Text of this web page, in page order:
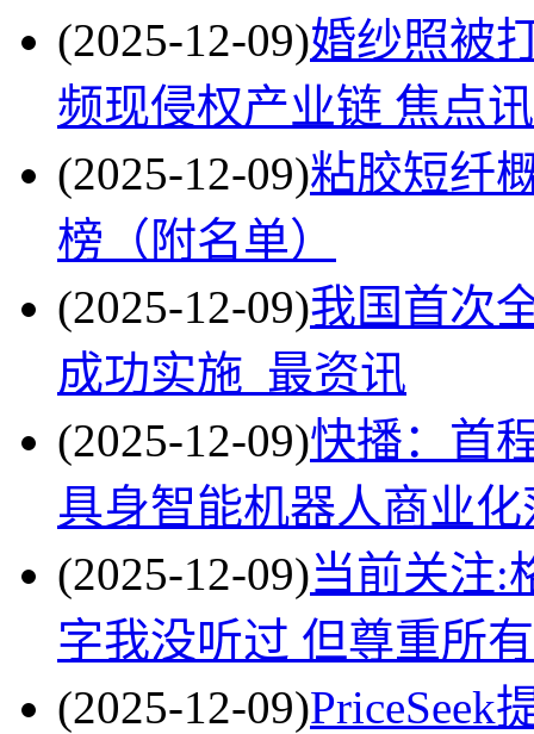
(2025-12-09)婚纱照被
频现侵权产业链 焦点
(2025-12-09)粘胶短纤
榜（附名单）
(2025-12-09)我国首次
成功实施_最资讯
(2025-12-09)快播：首
具身智能机器人商业化
(2025-12-09)当前关注:
字我没听过 但尊重所
(2025-12-09)PriceSeek